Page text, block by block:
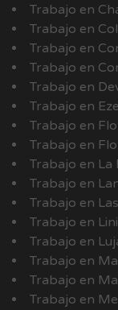
Trabajo en
Trabajo en
Trabajo en
Trabajo en
Trabajo en
Trabajo en
Trabajo en
Trabajo en
Trabajo en La
Trabajo en
Trabajo en
Trabajo en
Trabajo en
Trabajo en
Trabajo en
Trabajo en